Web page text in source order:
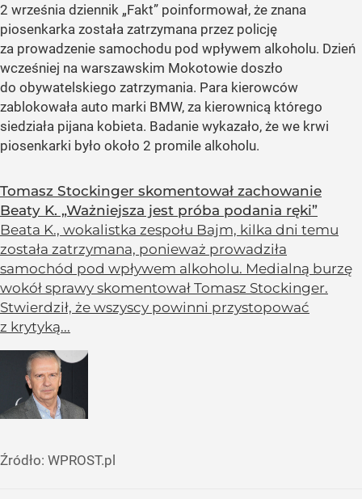
2 września dziennik „Fakt” poinformował, że znana
piosenkarka została zatrzymana przez policję
za prowadzenie samochodu pod wpływem alkoholu. Dzień
wcześniej na warszawskim Mokotowie doszło
do obywatelskiego zatrzymania. Para kierowców
zablokowała auto marki BMW, za kierownicą którego
siedziała pijana kobieta. Badanie wykazało, że we krwi
piosenkarki było około 2 promile alkoholu.
Tomasz Stockinger skomentował zachowanie
Beaty K. „Ważniejsza jest próba podania ręki”
Beata K., wokalistka zespołu Bajm, kilka dni temu
została zatrzymana, ponieważ prowadziła
samochód pod wpływem alkoholu. Medialną burzę
wokół sprawy skomentował Tomasz Stockinger.
Stwierdził, że wszyscy powinni przystopować
z krytyką...
Źródło: WPROST.pl